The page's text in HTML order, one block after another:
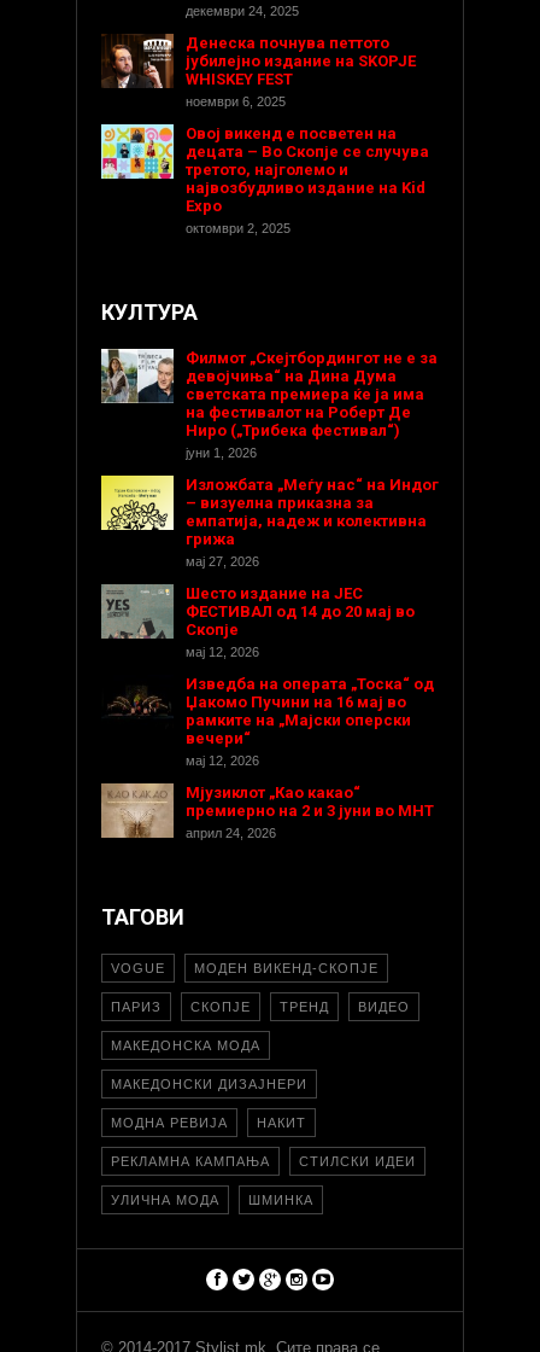
декември 24, 2025
Денеска почнува петтото
јубилејно издание на SKOPJE
WHISKEY FEST
ноември 6, 2025
Овој викенд е посветен на
децата – Во Скопје се случува
третото, најголемо и
највозбудливо издание на Kid
Expo
октомври 2, 2025
КУЛТУРА
Филмот „Скејтбордингот не е за
девојчиња“ на Дина Дума
светската премиера ќе ја има
на фестивалот на Роберт Де
Ниро („Трибека фестивал“)
јуни 1, 2026
Изложбата „Меѓу нас“ на Индог
– визуелна приказна за
емпатија, надеж и колективна
грижа
мај 27, 2026
Шесто издание на ЈЕС
ФЕСТИВАЛ од 14 до 20 мај во
Скопје
мај 12, 2026
Изведба на операта „Тоска“ од
Џакомо Пучини на 16 мај во
рамките на „Мајски оперски
вечери“
мај 12, 2026
Мјузиклот „Као какао“
премиерно на 2 и 3 јуни во МНТ
април 24, 2026
ТАГОВИ
VOGUE МОДЕН ВИКЕНД-СКОПЈЕ
ПАРИЗ СКОПЈЕ ТРЕНД ВИДЕО
МАКЕДОНСКА МОДА
МАКЕДОНСКИ ДИЗАЈНЕРИ
МОДНА РЕВИЈА НАКИТ
РЕКЛАМНА КАМПАЊА СТИЛСКИ ИДЕИ
УЛИЧНА МОДА ШМИНКА
© 2014-2017 Stylist.mk. Сите права се